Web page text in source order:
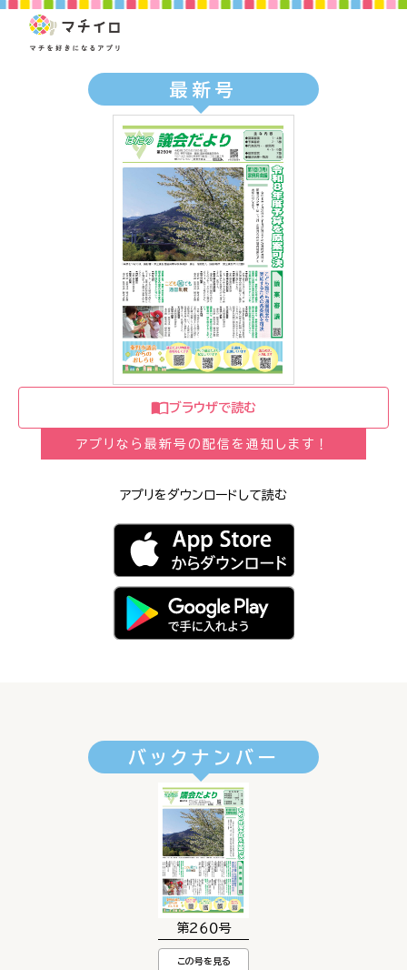
最新号
ブラウザで読む
アプリなら最新号の配信を通知します！
アプリをダウンロードして読む
バックナンバー
第２６０号
この号を見る